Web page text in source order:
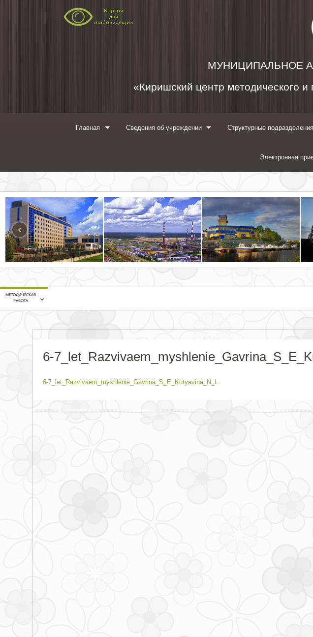
МУНИЦИПАЛЬНОЕ
«Киришский центр методического и
Главная Сведения об учреждении Структурные подразделения
Электронная
‹
МЕТОДИЧЕСКАЯ
РАБОТА
6-
6-7_let_Razvivaem_myshlenie_Gavrina_S_E_Kutyavina_N_L